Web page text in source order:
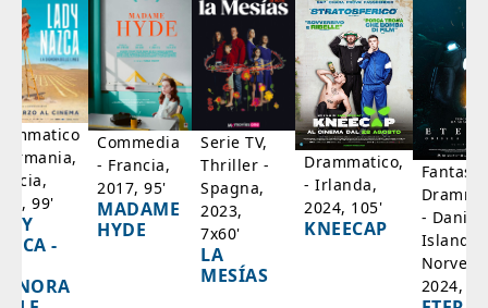
99'
-
Commedia
- Francia,
2017, 95'
MADAME
HYDE
Serie TV,
Thriller -
Spagna,
2023,
7x60'
LA
MESÍAS
Drammatico,
- Irlanda,
2024, 105'
KNEECAP
-
Islanda,
2024,